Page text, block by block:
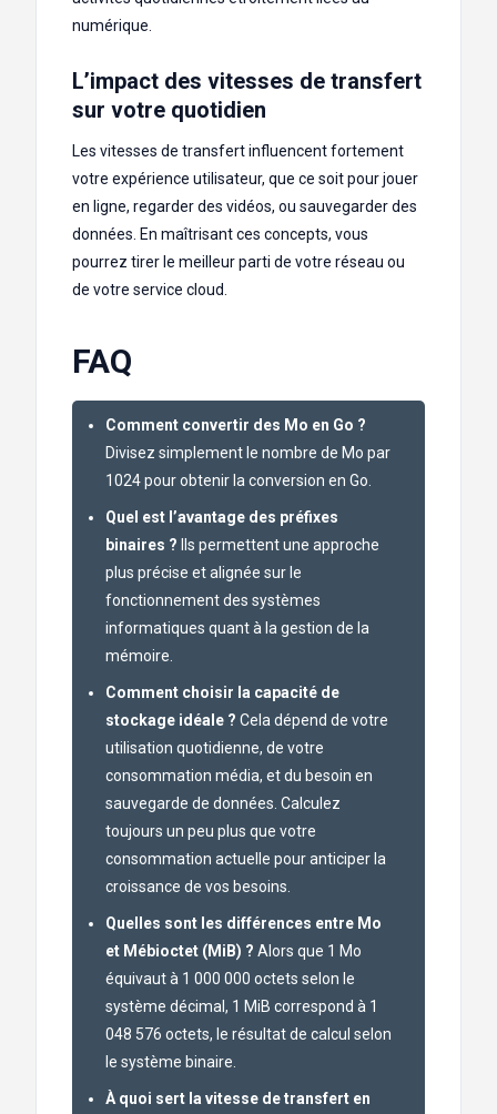
numérique.
L’impact des vitesses de transfert
sur votre quotidien
Les vitesses de transfert influencent fortement
votre expérience utilisateur, que ce soit pour jouer
en ligne, regarder des vidéos, ou sauvegarder des
données. En maîtrisant ces concepts, vous
pourrez tirer le meilleur parti de votre réseau ou
de votre service cloud.
FAQ
Comment convertir des Mo en Go ?
Divisez simplement le nombre de Mo par
1024 pour obtenir la conversion en Go.
Quel est l’avantage des préfixes
binaires ? Ils permettent une approche
plus précise et alignée sur le
fonctionnement des systèmes
informatiques quant à la gestion de la
mémoire.
Comment choisir la capacité de
stockage idéale ? Cela dépend de votre
utilisation quotidienne, de votre
consommation média, et du besoin en
sauvegarde de données. Calculez
toujours un peu plus que votre
consommation actuelle pour anticiper la
croissance de vos besoins.
Quelles sont les différences entre Mo
et Mébioctet (MiB) ? Alors que 1 Mo
équivaut à 1 000 000 octets selon le
système décimal, 1 MiB correspond à 1
048 576 octets, le résultat de calcul selon
le système binaire.
À quoi sert la vitesse de transfert en